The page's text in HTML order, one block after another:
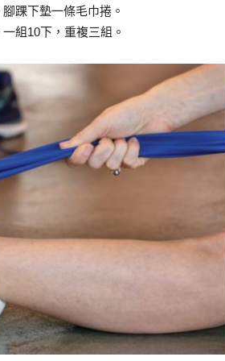
踝下墊一條毛巾捲。
組10下，重複三組。